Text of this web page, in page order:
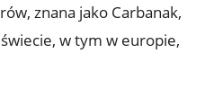
znana jako⁢ Carbanak,
świecie, w ⁢tym w europie,